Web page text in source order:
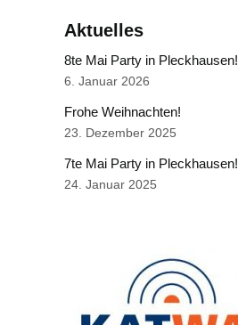
Aktuelles
8te Mai Party in Pleckhausen!
6. Januar 2026
Frohe Weihnachten!
23. Dezember 2025
7te Mai Party in Pleckhausen!
24. Januar 2025